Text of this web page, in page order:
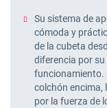
Su sistema de
cómoda y
de la cubeta
diferencia por su
funcionamiento.
colchón encima,
por la fuerza de